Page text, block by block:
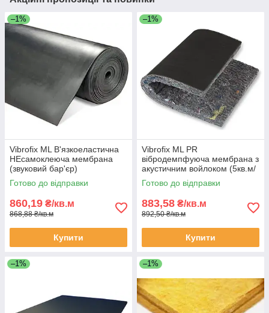
–1%
Vibrofix ML В'язкоеластична
НЕсамоклеюча мембрана
(звуковий бар'єр)
1,2*1,2м*2,6мм
Готово до відправки
860,19 ₴/кв.м
868,88 ₴/кв.м
Купити
–1%
Vibrofix ML PR
вібродемпфуюча мембрана з
акустичним войлоком (5кв.м/
рул)
Готово до відправки
883,58 ₴/кв.м
892,50 ₴/кв.м
Купити
–1% –1%